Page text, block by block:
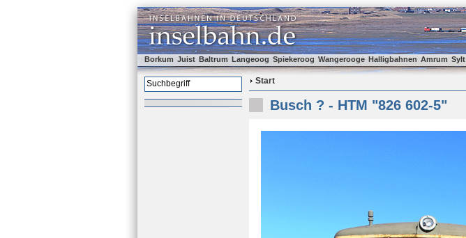
Borkum Juist Baltrum Langeoog Spiekeroog Wangerooge Halligbahnen Amrum Sylt
Start
Busch ? - HTM "826 602-5"